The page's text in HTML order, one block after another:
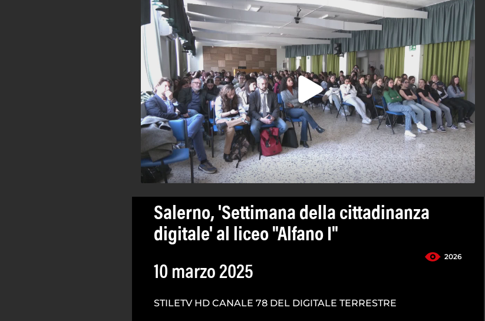
Salerno, 'Settimana della cittadinanza
digitale' al liceo "Alfano I"
2026
10 marzo 2025
STILETV HD CANALE 78 DEL DIGITALE TERRESTRE